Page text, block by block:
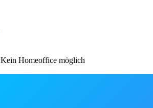
Kein Homeoffice möglich